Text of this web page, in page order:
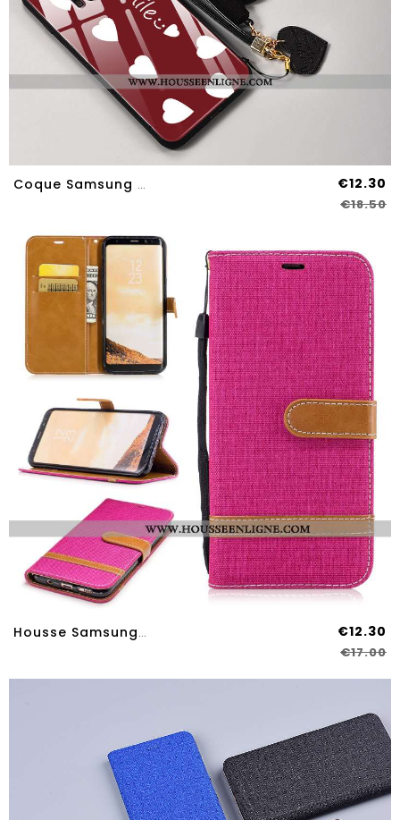
Coque Samsung Galaxy S8 Légère Fluide Doux Blanc Téléphone Portable Étoile Personnalité Net Rouge Bl €12.30
€18.50
Housse Samsung Galaxy S8 Cuir Protection Rouge Étui Coque Étoile Téléphone Portable Rose €12.30
€17.00